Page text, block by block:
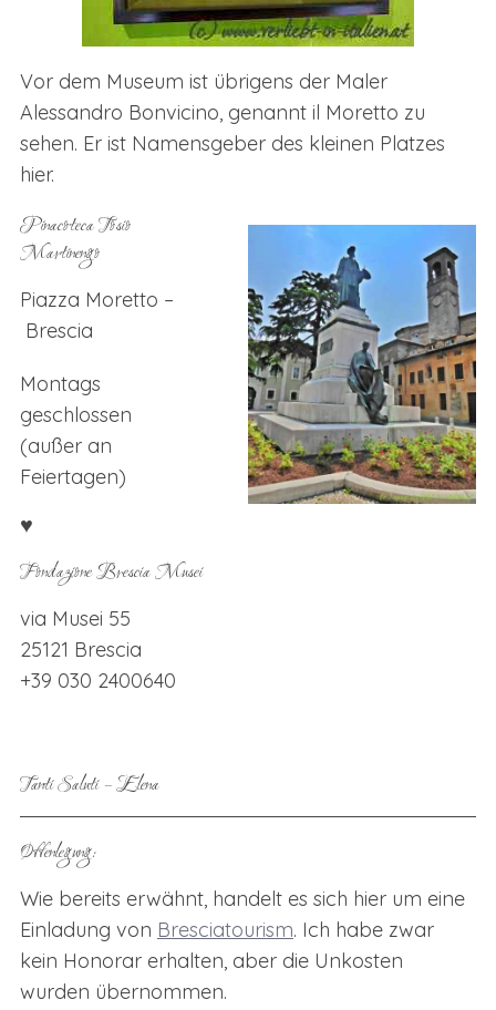
Vor dem Museum ist übrigens der Maler
Alessandro Bonvicino, genannt il Moretto zu
sehen. Er ist Namensgeber des kleinen Platzes
hier.
Pinacoteca Tosio
Martinengo
Piazza Moretto –
Brescia
Montags
geschlossen
(außer an
Feiertagen)
♥
Fondazione Brescia Musei
via Musei 55
25121 Brescia
+39 030 2400640
Tanti Saluti – Elena
Offenlegung:
Wie bereits erwähnt, handelt es sich hier um eine
Einladung von Bresciatourism. Ich habe zwar
kein Honorar erhalten, aber die Unkosten
wurden übernommen.